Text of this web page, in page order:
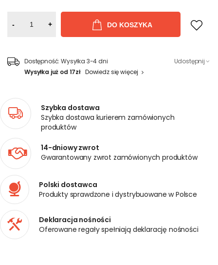
- + DO KOSZYKA
Dostępność: Wysyłka 3-4 dni
Wysyłka już od 17zł Dowiedz się więcej
Udostępnij
Szybka dostawa
Szybka dostawa kurierem zamówionych
produktów
14-dniowy zwrot
Gwarantowany zwrot zamówionych produktów
Polski dostawca
Produkty sprawdzone i dystrybuowane w Polsce
Deklaracja nośności
Oferowane regały spełniają deklarację nośności